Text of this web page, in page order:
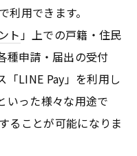
利用できます。
ト」上での戸籍・住民
種申請・届出の受付
「LINE Pay」を利用し
いった様々な用途で
ることが可能になりま